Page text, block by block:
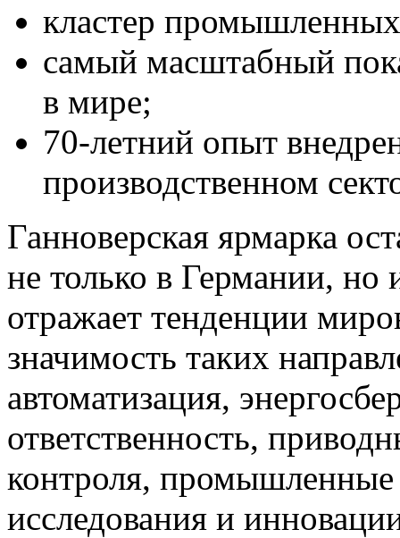
кластер
самый масштабный
в мире;
70-летний опыт
производственном
Ганноверская ярмарка
не только в Германии, но
отражает тенденции
значимость таких
автоматизация,
ответственность,
контроля, промышленные
исследования и